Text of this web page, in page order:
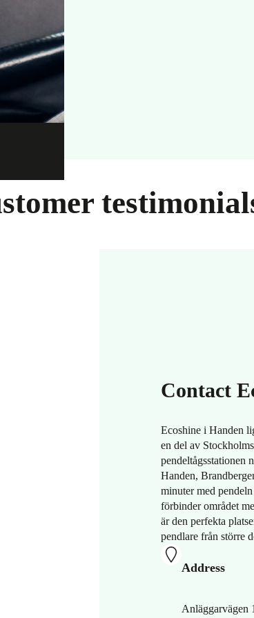
Contact
Ecoshine i Handen
en del av
pendeltågsstationen
Handen,
minuter med
förbinder området
är den perfekta
pendlare från större
Address
Anläggarvägen